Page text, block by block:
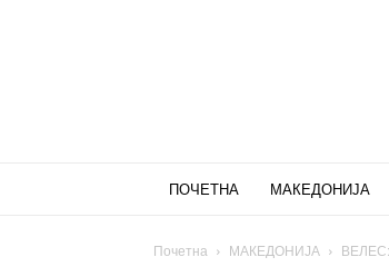
ПОЧЕТНА МАКЕДОНИЈА
Почетна МАКЕДОНИЈА ВЕЛЕС: